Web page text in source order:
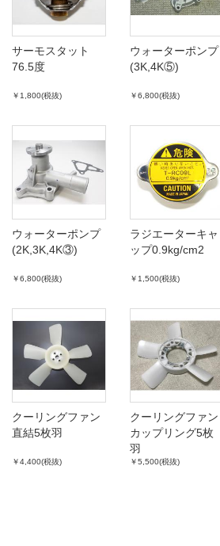
サーモスタット
76.5度
￥1,800(税抜)
ウォーターポンプ
(3K,4K⑤)
￥6,800(税抜)
ウォーターポンプ
(2K,3K,4K③)
￥6,800(税抜)
ラジエーターキャ
ップ0.9kg/cm2
￥1,500(税抜)
クーリングファン
直結5枚羽
￥4,400(税抜)
クーリングファン
カップリング5枚
羽
￥5,500(税抜)